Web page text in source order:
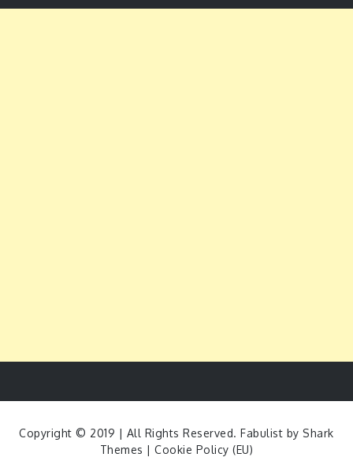
Copyright © 2019 | All Rights Reserved. Fabulist by Shark
Themes
|Cookie Policy (EU)